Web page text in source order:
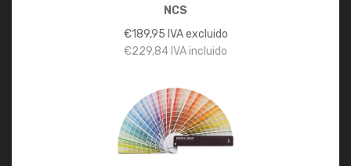
NCS
€189,95 IVA excluido
€229,84 IVA incluido